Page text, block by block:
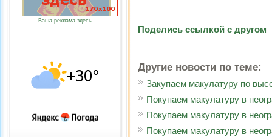
Ваша реклама здесь
Поделись ссылкой с другом
Другие новости по теме:
Закупаем макулатуру по
Покупаем макулатуру в
Покупаем макулатуру в
Покупаем макулатуру в